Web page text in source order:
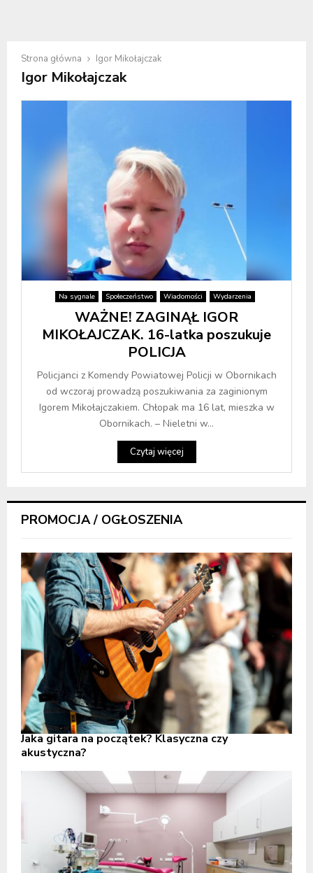
Strona główna Igor Mikołajczak
Igor Mikołajczak
Na sygnale Społeczeństwo Wiadomości Wydarzenia
WAŻNE! ZAGINĄŁ IGOR
MIKOŁAJCZAK. 16-latka poszukuje
POLICJA
Policjanci z Komendy Powiatowej Policji w Obornikach
od wczoraj prowadzą poszukiwania za zaginionym
Igorem Mikołajczakiem. Chłopak ma 16 lat, mieszka w
Obornikach. – Nieletni w...
Czytaj więcej
PROMOCJA / OGŁOSZENIA
Jaka gitara na początek? Klasyczna czy
akustyczna?